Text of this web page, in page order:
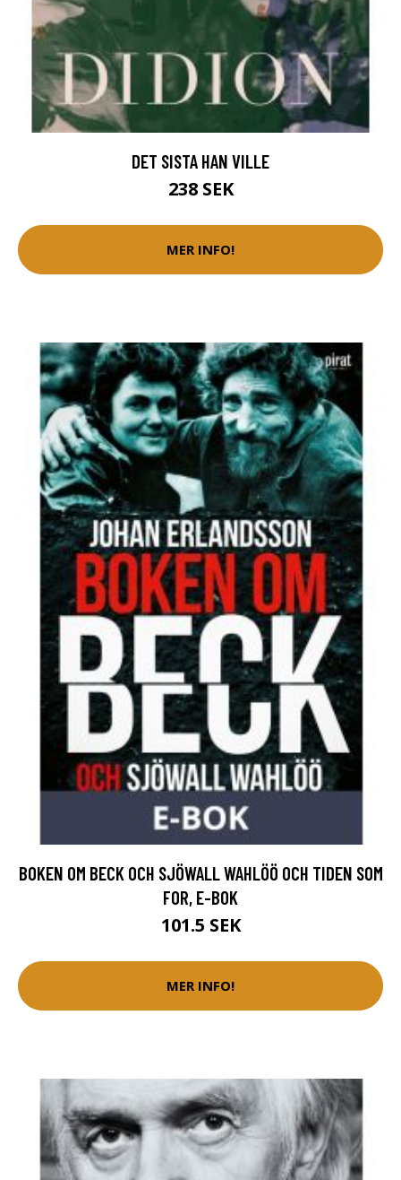
DET SISTA HAN VILLE
238 SEK
MER INFO!
BOKEN OM BECK OCH SJÖWALL WAHLÖÖ OCH TIDEN SOM
FOR, E-BOK
101.5 SEK
MER INFO!